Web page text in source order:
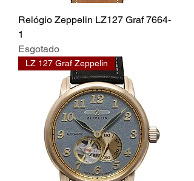
Relógio Zeppelin LZ127 Graf 7664-
1
Esgotado
LZ 127 Graf Zeppelin